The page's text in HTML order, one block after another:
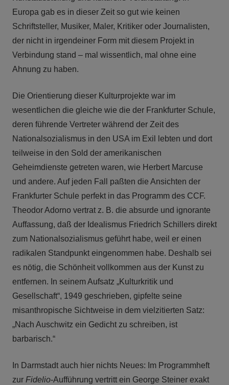
Europa gab es in dieser Zeit so gut wie keinen
Schriftsteller, Musiker, Maler, Kritiker oder Journalisten,
der nicht in irgendeiner Form mit diesem Projekt in
Verbindung stand – mal wissentlich, mal ohne eine
Ahnung zu haben.
Die Orientierung dieser Kulturprojekte war im
wesentlichen die gleiche wie die der Frankfurter Schule,
deren führende Vertreter während der Zeit des
Nationalsozialismus in den USA im Exil lebten und dort
teilweise in den Sold der amerikanischen
Geheimdienste getreten waren, wie Herbert Marcuse
und andere. Auf jeden Fall paßten die Ansichten der
Frankfurter Schule perfekt in das Programm des CCF.
Theodor Adorno vertrat z. B. die absurde und ignorante
Auffassung, daß der Idealismus Friedrich Schillers direkt
zum Nationalsozialismus geführt habe, weil er einen
radikalen Standpunkt eingenommen habe. Deshalb sei
es nötig, die Schönheit vollkommen aus der Kunst zu
entfernen. In seinem Aufsatz „Kulturkritik und
Gesellschaft“, 1949 geschrieben, gipfelte seine
misanthropische Sichtweise in dem vielzitierten Satz:
„Nach Auschwitz ein Gedicht zu schreiben, ist
barbarisch.“
In Darmstadt auch hier nichts Neues: Im Programmheft
zur Fidelio-Aufführung vertritt ein George Steiner exakt